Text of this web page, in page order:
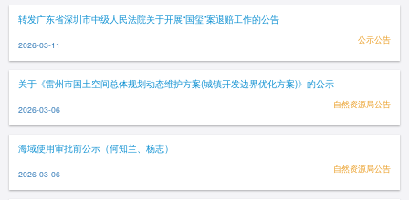
转发广东省深圳市中级人民法院关于开展“国玺”案退赔工作的公告
2026-03-11 公示公告
关于《雷州市国土空间总体规划动态维护方案(城镇开发边界优化方案)》的公示
2026-03-06 自然资源局公告
海域使用审批前公示（何知兰、杨志）
2026-03-06 自然资源局公告